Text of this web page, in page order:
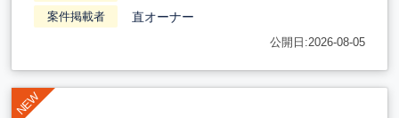
案件掲載者 直オーナー
公開日:2026-08-05